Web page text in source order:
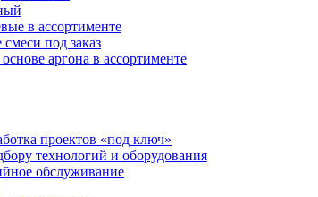
в ассортименте
под заказ
аргона в ассортименте
проектов «под ключ»
технологий и оборудования
обслуживание